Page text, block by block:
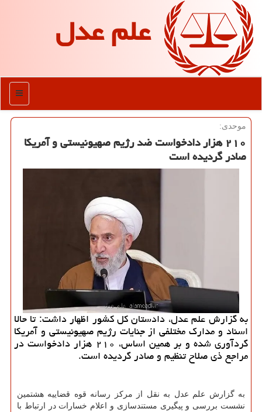
علم عدل
منو
موحدی:
۲۱۰ هزار دادخواست ضد رژیم صهیونیستی و آمریکا
صادر گردیده است
به گزارش علم عدل، دادستان کل کشور اظهار داشت: تا حالا
اسناد و مدارک مختلفی از جنایات رژیم صهیونیستی و آمریکا
گردآوری شده و بر همین اساس، ۲۱۰ هزار دادخواست در
مراجع ذی صلاح تنظیم و صادر گردیده است.
به گزارش علم عدل به نقل از مرکز رسانه قوه قضاییه هشتمین
نشست بررسی و پیگیری مستندسازی و اعلام خسارات در ارتباط با